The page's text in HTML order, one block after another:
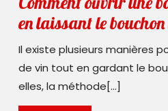
en laissant le
Il existe plusieurs manières
de vin tout en gardant le
elles, la méthode[...]